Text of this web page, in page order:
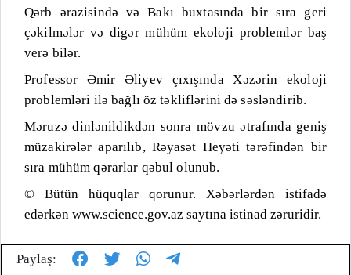
Qərb ərazisində və Bakı buxtasında bir sıra geri
çəkilmələr və digər mühüm ekoloji problemlər baş
verə bilər.
Professor Əmir Əliyev çıxışında Xəzərin ekoloji
problemləri ilə bağlı öz təkliflərini də səsləndirib.
Məruzə dinlənildikdən sonra mövzu ətrafında geniş
müzakirələr aparılıb, Rəyasət Heyəti tərəfindən bir
sıra mühüm qərarlar qəbul olunub.
© Bütün hüquqlar qorunur. Xəbərlərdən istifadə
edərkən www.science.gov.az saytına istinad zəruridir.
Paylaş: